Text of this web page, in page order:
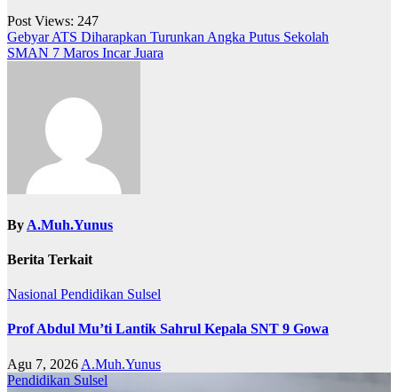
Post Views: 247
Navigasi
pos
Gebyar ATS Diharapkan Turunkan Angka Putus Sekolah
SMAN 7 Maros Incar Juara
By A.Muh.Yunus
Berita Terkait
Nasional Pendidikan Sulsel
Prof Abdul Mu’ti Lantik Sahrul Kepala SNT 9 Gowa
Agu 7, 2026 A.Muh.Yunus
Pendidikan Sulsel